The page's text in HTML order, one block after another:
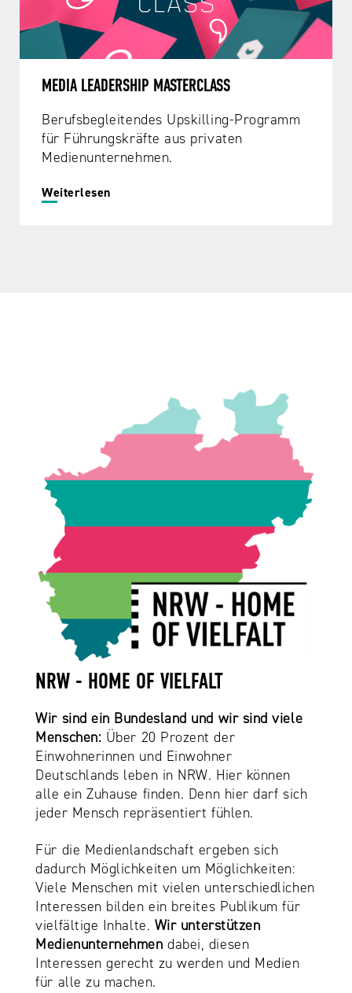
MEDIA LEADERSHIP MASTERCLASS
Berufsbegleitendes Upskilling-Programm
für Führungskräfte aus privaten
Medienunternehmen.
Weiterlesen
NRW - HOME OF VIELFALT
Wir sind ein Bundesland und wir sind viele
Menschen: Über 20 Prozent der
Einwohnerinnen und Einwohner
Deutschlands leben in NRW. Hier können
alle ein Zuhause finden. Denn hier darf sich
jeder Mensch repräsentiert fühlen.
Für die Medienlandschaft ergeben sich
dadurch Möglichkeiten um Möglichkeiten:
Viele Menschen mit vielen unterschiedlichen
Interessen bilden ein breites Publikum für
vielfältige Inhalte. Wir unterstützen
Medienunternehmen dabei, diesen
Interessen gerecht zu werden und Medien
für alle zu machen.